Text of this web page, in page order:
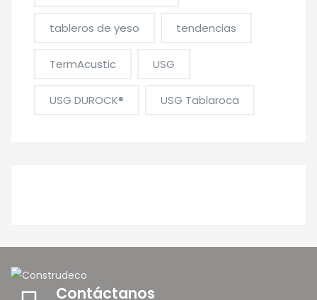
tableros de yeso tendencias
TermAcustic USG
USG DUROCK® USG Tablaroca
Contáctanos